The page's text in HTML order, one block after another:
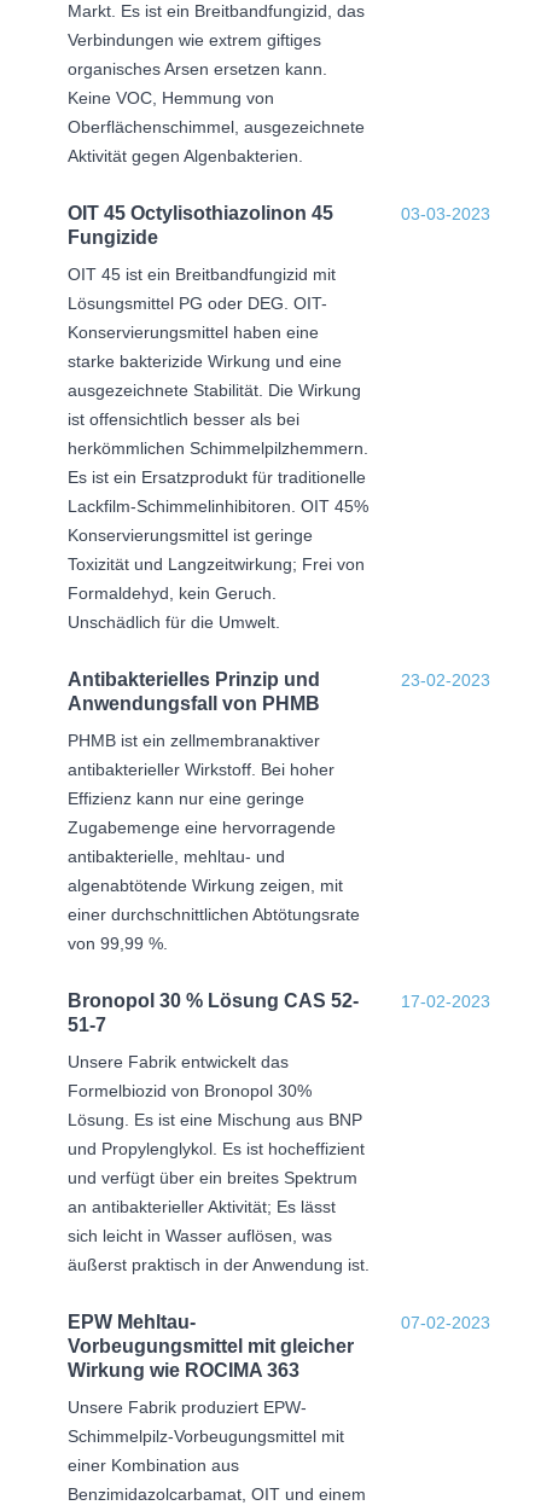
Markt. Es ist ein Breitbandfungizid, das
Verbindungen wie extrem giftiges
organisches Arsen ersetzen kann.
Keine VOC, Hemmung von
Oberflächenschimmel, ausgezeichnete
Aktivität gegen Algenbakterien.
03-03-2023
OIT 45 Octylisothiazolinon 45
Fungizide
OIT 45 ist ein Breitbandfungizid mit
Lösungsmittel PG oder DEG. OIT-
Konservierungsmittel haben eine
starke bakterizide Wirkung und eine
ausgezeichnete Stabilität. Die Wirkung
ist offensichtlich besser als bei
herkömmlichen Schimmelpilzhemmern.
Es ist ein Ersatzprodukt für traditionelle
Lackfilm-Schimmelinhibitoren. OIT 45%
Konservierungsmittel ist geringe
Toxizität und Langzeitwirkung; Frei von
Formaldehyd, kein Geruch.
Unschädlich für die Umwelt.
23-02-2023
Antibakterielles Prinzip und
Anwendungsfall von PHMB
PHMB ist ein zellmembranaktiver
antibakterieller Wirkstoff. Bei hoher
Effizienz kann nur eine geringe
Zugabemenge eine hervorragende
antibakterielle, mehltau- und
algenabtötende Wirkung zeigen, mit
einer durchschnittlichen Abtötungsrate
von 99,99 %.
17-02-2023
Bronopol 30 % Lösung CAS 52-
51-7
Unsere Fabrik entwickelt das
Formelbiozid von Bronopol 30%
Lösung. Es ist eine Mischung aus BNP
und Propylenglykol. Es ist hocheffizient
und verfügt über ein breites Spektrum
an antibakterieller Aktivität; Es lässt
sich leicht in Wasser auflösen, was
äußerst praktisch in der Anwendung ist.
07-02-2023
EPW Mehltau-
Vorbeugungsmittel mit gleicher
Wirkung wie ROCIMA 363
Unsere Fabrik produziert EPW-
Schimmelpilz-Vorbeugungsmittel mit
einer Kombination aus
Benzimidazolcarbamat, OIT und einem